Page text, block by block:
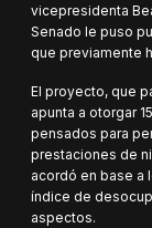
vicepresidenta
Senado le puso
que previamente
El proyecto, que
apunta a otorgar
pensados para
prestaciones de
acordó en base a
índice de
aspectos.